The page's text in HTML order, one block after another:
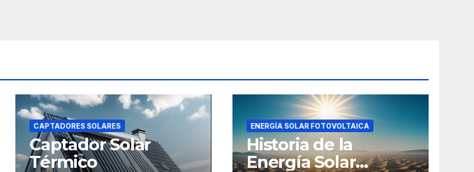
CAPTADORES SOLARES
Captador Solar
Térmico
ENERGÍA SOLAR FOTOVOLTAICA
Historia de la
Energía Solar